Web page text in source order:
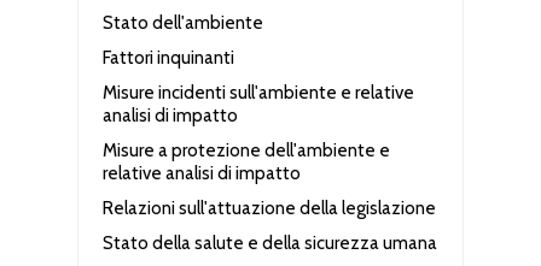
Stato dell'ambiente
Fattori inquinanti
Misure incidenti sull'ambiente e relative
analisi di impatto
Misure a protezione dell'ambiente e
relative analisi di impatto
Relazioni sull'attuazione della legislazione
Stato della salute e della sicurezza umana